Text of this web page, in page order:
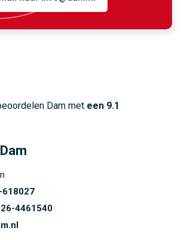
Dam met een 9.1
618027
4461540